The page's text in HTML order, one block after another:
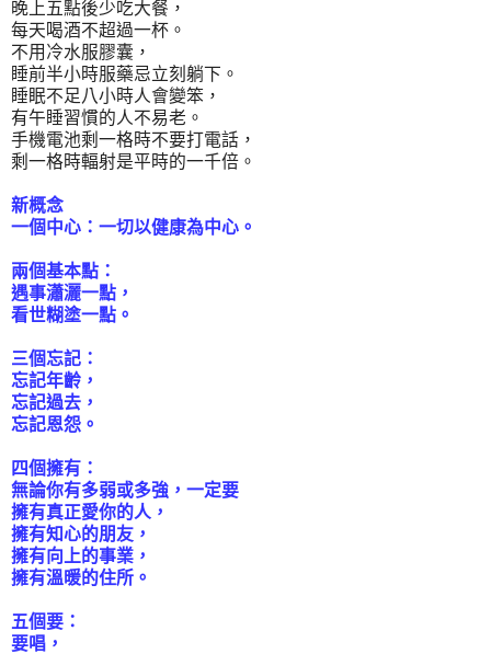
晚上五點後少吃大餐，
每天喝酒不超過一杯。
不用冷水服膠囊，
睡前半小時服藥忌立刻躺下。
睡眠不足八小時人會變笨，
有午睡習慣的人不易老。
手機電池剩一格時不要打電話，
剩一格時輻射是平時的一千倍。
新概念
一個中心：一切以健康為中心。
兩個基本點：
遇事瀟灑一點，
看世糊塗一點。
三個忘記：
忘記年齡，
忘記過去，
忘記恩怨。
四個擁有：
無論你有多弱或多強，一定要
擁有真正愛你的人，
擁有知心的朋友，
擁有向上的事業，
擁有溫暖的住所。
五個要：
要唱，